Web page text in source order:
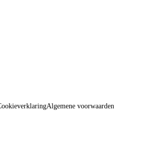
Algemene voorwaarden